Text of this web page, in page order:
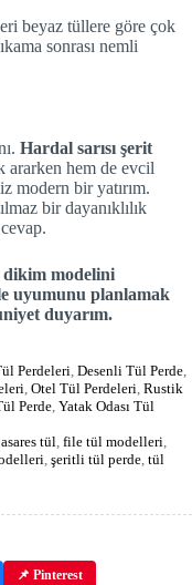
beyaz tüllere göre çok
sonrası nemli
Hardal sarısı şerit
ararken hem de evcil
modern bir yatırım.
bir dayanıklılık
dikim modelini
uyumunu planlamak
duyarım.
Perdeleri, Desenli Tül Perde,
, Otel Tül Perdeleri, Rustik
Perde, Yatak Odası Tül
tül, file tül modelleri,
, şeritli tül perde, tül
📌 Pinterest